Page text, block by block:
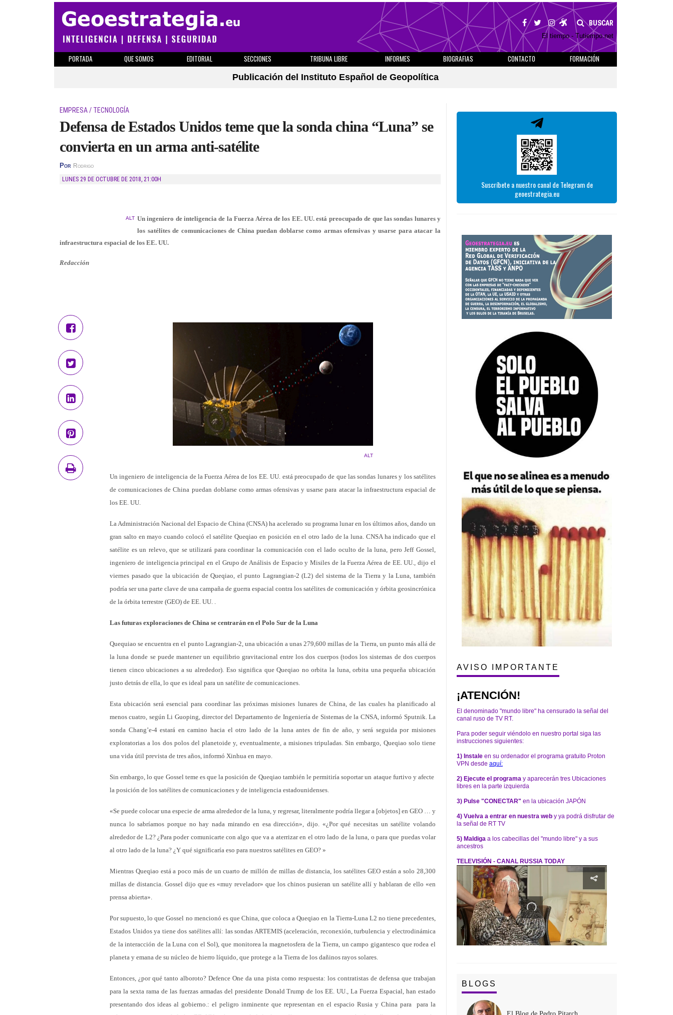
BUSCAR
El tiempo - Tutiempo.net
PORTADA QUE SOMOS EDITORIAL SECCIONES TRIBUNA LIBRE INFORMES BIOGRAFIAS CONTACTO
FORMACIÓN
Publicación del Instituto Español de Geopolítica
EMPRESA / TECNOLOGÍA
Defensa de Estados Unidos teme que la sonda china “Luna” se
convierta en un arma anti-satélite
Por Rodrigo
LUNES 29 DE OCTUBRE DE 2018, 21:00H
ALT Un ingeniero de inteligencia de la Fuerza Aérea de los EE. UU. está preocupado de que las sondas lunares y
los satélites de comunicaciones de China puedan doblarse como armas ofensivas y usarse para atacar la
infraestructura espacial de los EE. UU.
Redacción
ALT
Un ingeniero de inteligencia de la Fuerza Aérea de los EE. UU. está preocupado de que las sondas lunares y los satélites
de comunicaciones de China puedan doblarse como armas ofensivas y usarse para atacar la infraestructura espacial de
los EE. UU.
La Administración Nacional del Espacio de China (CNSA) ha acelerado su programa lunar en los últimos años, dando un
gran salto en mayo cuando colocó el satélite Queqiao en posición en el otro lado de la luna. CNSA ha indicado que el
satélite es un relevo, que se utilizará para coordinar la comunicación con el lado oculto de la luna, pero Jeff Gossel,
ingeniero de inteligencia principal en el Grupo de Análisis de Espacio y Misiles de la Fuerza Aérea de EE. UU., dijo el
viernes pasado que la ubicación de Queqiao, el punto Lagrangian-2 (L2) del sistema de la Tierra y la Luna, también
podría ser una parte clave de una campaña de guerra espacial contra los satélites de comunicación y órbita geosincrónica
de la órbita terrestre (GEO) de EE. UU. .
Las futuras exploraciones de China se centrarán en el Polo Sur de la Luna
Quequiao se encuentra en el punto Lagrangian-2, una ubicación a unas 279,600 millas de la Tierra, un punto más allá de
la luna donde se puede mantener un equilibrio gravitacional entre los dos cuerpos (todos los sistemas de dos cuerpos
tienen cinco ubicaciones a su alrededor). Eso significa que Queqiao no orbita la luna, orbita una pequeña ubicación
justo detrás de ella, lo que es ideal para un satélite de comunicaciones.
Esta ubicación será esencial para coordinar las próximas misiones lunares de China, de las cuales ha planificado al
menos cuatro, según Li Guoping, director del Departamento de Ingeniería de Sistemas de la CNSA, informó Sputnik. La
sonda Chang’e-4 estará en camino hacia el otro lado de la luna antes de fin de año, y será seguida por misiones
exploratorias a los dos polos del planetoide y, eventualmente, a misiones tripuladas. Sin embargo, Queqiao solo tiene
una vida útil prevista de tres años, informó Xinhua en mayo.
Sin embargo, lo que Gossel teme es que la posición de Queqiao también le permitiría soportar un ataque furtivo y afecte
la posición de los satélites de comunicaciones y de inteligencia estadounidenses.
«Se puede colocar una especie de arma alrededor de la luna, y regresar, literalmente podría llegar a [objetos] en GEO … y
nunca lo sabríamos porque no hay nada mirando en esa dirección», dijo. «¿Por qué necesitas un satélite volando
alrededor de L2? ¿Para poder comunicarte con algo que va a aterrizar en el otro lado de la luna, o para que puedas volar
al otro lado de la luna? ¿Y qué significaría eso para nuestros satélites en GEO? »
Mientras Queqiao está a poco más de un cuarto de millón de millas de distancia, los satélites GEO están a solo 28,300
millas de distancia. Gossel dijo que es «muy revelador» que los chinos pusieran un satélite allí y hablaran de ello «en
prensa abierta».
Por supuesto, lo que Gossel no mencionó es que China, que coloca a Queqiao en la Tierra-Luna L2 no tiene precedentes,
Estados Unidos ya tiene dos satélites allí: las sondas ARTEMIS (aceleración, reconexión, turbulencia y electrodinámica
de la interacción de la Luna con el Sol), que monitorea la magnetosfera de la Tierra, un campo gigantesco que rodea el
planeta y emana de su núcleo de hierro líquido, que protege a la Tierra de los dañinos rayos solares.
Entonces, ¿por qué tanto alboroto? Defence One da una pista como respuesta: los contratistas de defensa que trabajan
para la sexta rama de las fuerzas armadas del presidente Donald Trump de los EE. UU., La Fuerza Espacial, han estado
presentando dos ideas al gobierno.: el peligro inminente que representan en el espacio Rusia y China para para la
Suscríbete a nuestro canal de Telegram de
geoestrategia.eu
AVISO IMPORTANTE
¡ATENCIÓN!
El denominado "mundo libre" ha censurado la señal del
canal ruso de TV RT.
Para poder seguir viéndolo en nuestro portal siga las
instrucciones siguientes:
1) Instale en su ordenador el programa gratuito Proton
VPN desde aquí:
2) Ejecute el programa y aparecerán tres Ubicaciones
libres en la parte izquierda
3) Pulse "CONECTAR" en la ubicación JAPÓN
4) Vuelva a entrar en nuestra web y ya podrá disfrutar de
la señal de RT TV
5) Maldiga a los cabecillas del "mundo libre" y a sus
ancestros
TELEVISIÓN - CANAL RUSSIA TODAY
BLOGS